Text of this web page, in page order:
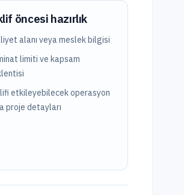
öncesi hazırlık
alanı veya meslek bilgisi
limiti ve kapsam
etkileyebilecek operasyon
proje detayları